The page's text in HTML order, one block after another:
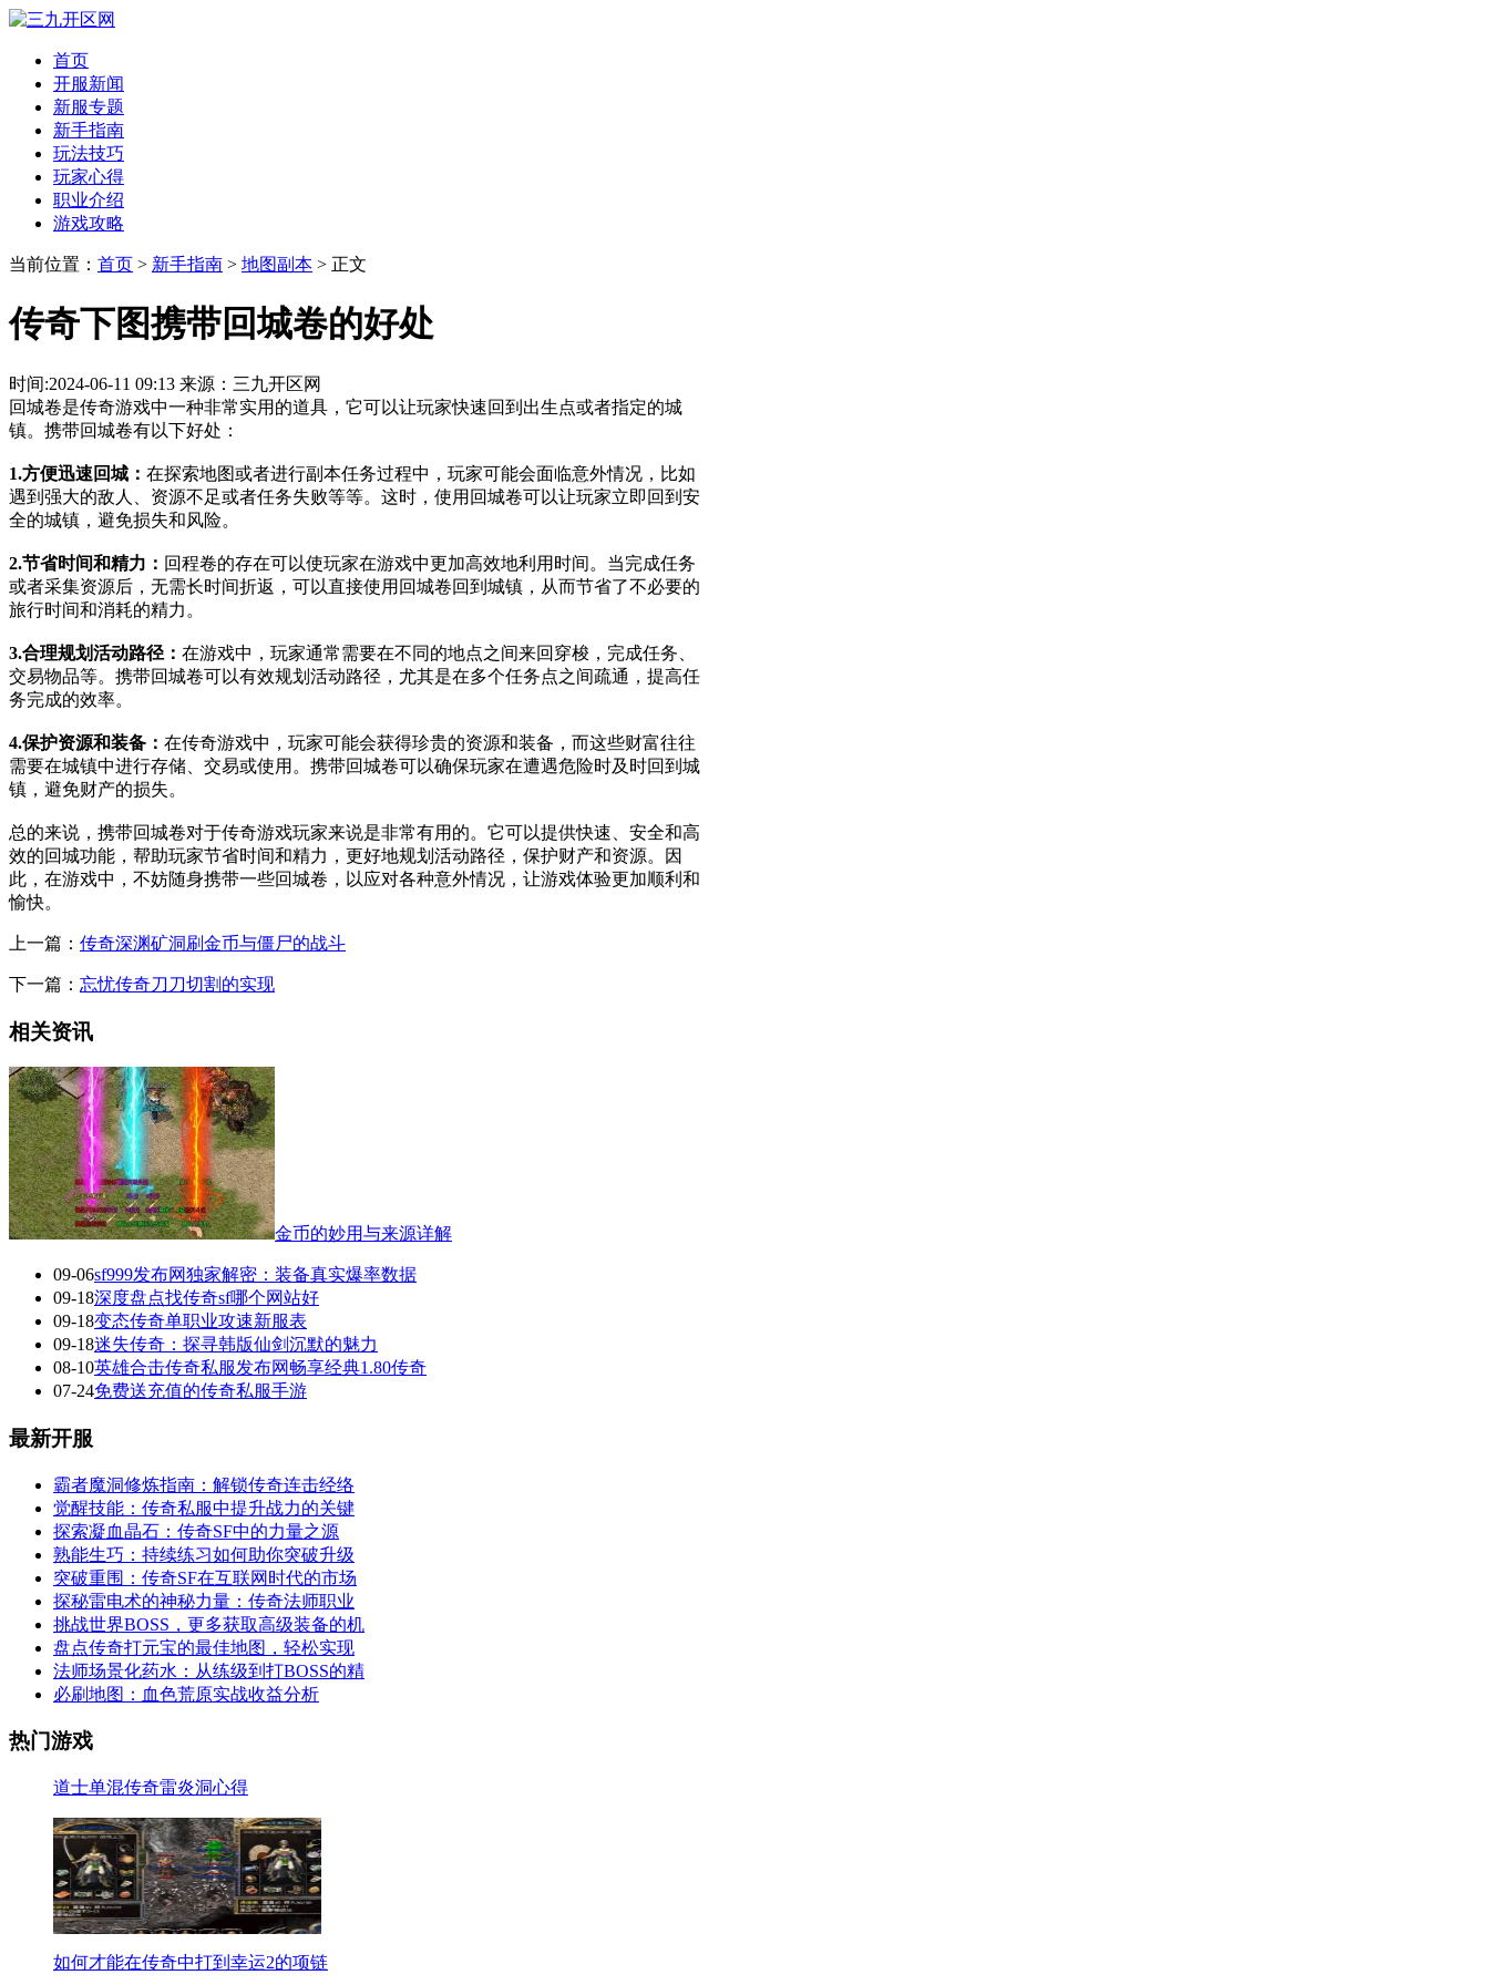
首页
开服新闻
新服专题
新手指南
玩法技巧
玩家心得
职业介绍
游戏攻略
当前位置： 首页 > 新手指南 > 地图副本 > 正文
传奇下图携带回城卷的好处
时间:2024-06-11 09:13 来源：三九开区网
回城卷是传奇游戏中一种非常实用的道具，它可以让玩家快速回到出生点或者指定的城
镇。携带回城卷有以下好处：
1.方便迅速回城： 在探索地图或者进行副本任务过程中，玩家可能会面临意外情况，比如
遇到强大的敌人、资源不足或者任务失败等等。这时，使用回城卷可以让玩家立即回到安
全的城镇，避免损失和风险。
2.节省时间和精力： 回程卷的存在可以使玩家在游戏中更加高效地利用时间。当完成任务
或者采集资源后，无需长时间折返，可以直接使用回城卷回到城镇，从而节省了不必要的
旅行时间和消耗的精力。
3.合理规划活动路径： 在游戏中，玩家通常需要在不同的地点之间来回穿梭，完成任务、
交易物品等。携带回城卷可以有效规划活动路径，尤其是在多个任务点之间疏通，提高任
务完成的效率。
4.保护资源和装备： 在传奇游戏中，玩家可能会获得珍贵的资源和装备，而这些财富往往
需要在城镇中进行存储、交易或使用。携带回城卷可以确保玩家在遭遇危险时及时回到城
镇，避免财产的损失。
总的来说，携带回城卷对于传奇游戏玩家来说是非常有用的。它可以提供快速、安全和高
效的回城功能，帮助玩家节省时间和精力，更好地规划活动路径，保护财产和资源。因
此，在游戏中，不妨随身携带一些回城卷，以应对各种意外情况，让游戏体验更加顺利和
愉快。
上一篇： 传奇深渊矿洞刷金币与僵尸的战斗
下一篇： 忘忧传奇刀刀切割的实现
相关资讯
金币的妙用与来源详解
09-06sf999发布网独家解密：装备真实爆率数据
09-18深度盘点找传奇sf哪个网站好
09-18变态传奇单职业攻速新服表
09-18迷失传奇：探寻韩版仙剑沉默的魅力
08-10英雄合击传奇私服发布网畅享经典1.80传奇
07-24免费送充值的传奇私服手游
最新开服
霸者魔洞修炼指南：解锁传奇连击经络
觉醒技能：传奇私服中提升战力的关键
探索凝血晶石：传奇SF中的力量之源
熟能生巧：持续练习如何助你突破升级
突破重围：传奇SF在互联网时代的市场
探秘雷电术的神秘力量：传奇法师职业
挑战世界BOSS，更多获取高级装备的机
盘点传奇打元宝的最佳地图，轻松实现
法师场景化药水：从练级到打BOSS的精
必刷地图：血色荒原实战收益分析
热门游戏
道士单混传奇雷炎洞心得
如何才能在传奇中打到幸运2的项链